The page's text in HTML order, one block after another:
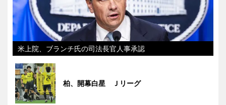
米上院、ブランチ氏の司法長官人事承認
柏、開幕白星 Ｊリーグ